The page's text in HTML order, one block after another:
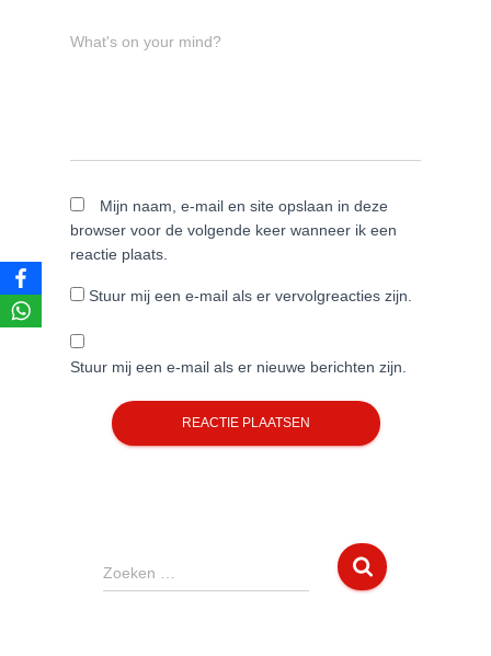
What's on your mind?
Mijn naam, e-mail en site opslaan in deze
browser voor de volgende keer wanneer ik een
reactie plaats.
Stuur mij een e-mail als er vervolgreacties zijn.
Stuur mij een e-mail als er nieuwe berichten zijn.
Z
o
Zoeken …